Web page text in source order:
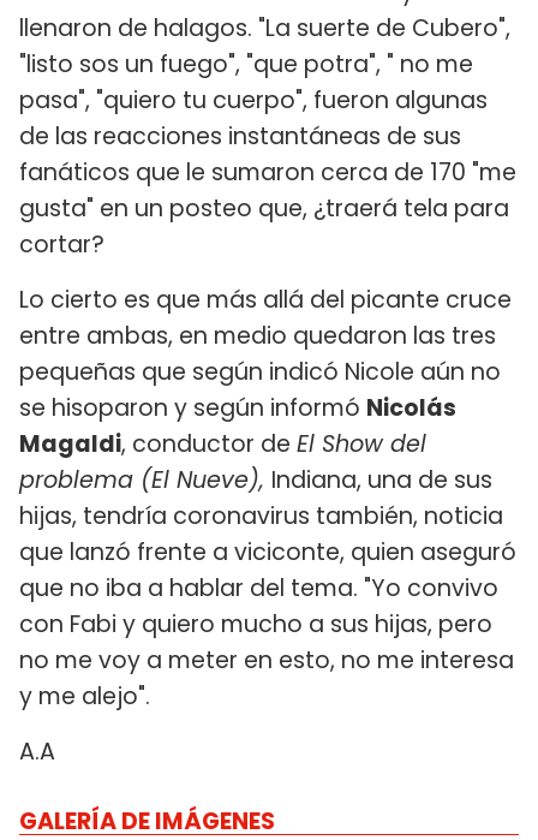
llenaron de halagos. "La suerte de Cubero",
"listo sos un fuego", "que potra", " no me
pasa", "quiero tu cuerpo", fueron algunas
de las reacciones instantáneas de sus
fanáticos que le sumaron cerca de 170 "me
gusta" en un posteo que, ¿traerá tela para
cortar?
Lo cierto es que más allá del picante cruce
entre ambas, en medio quedaron las tres
pequeñas que según indicó Nicole aún no
se hisoparon y según informó Nicolás
Magaldi, conductor de El Show del
problema (El Nueve), Indiana, una de sus
hijas, tendría coronavirus también, noticia
que lanzó frente a viciconte, quien aseguró
que no iba a hablar del tema. "Yo convivo
con Fabi y quiero mucho a sus hijas, pero
no me voy a meter en esto, no me interesa
y me alejo".
A.A
GALERÍA DE IMÁGENES